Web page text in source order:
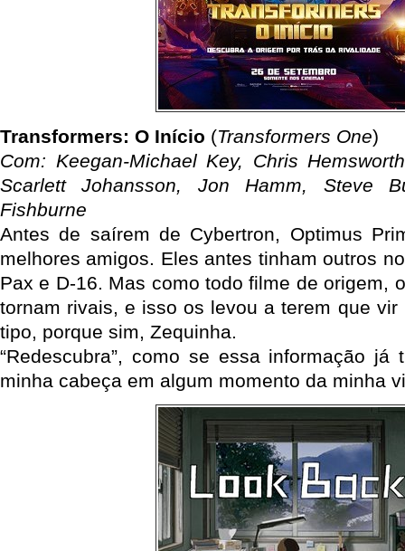
Transformers: O Início (Transformers One)
Com: Keegan-Michael Key, Chris
Scarlett Johansson, Jon Hamm, Steve
Fishburne
Antes de saírem de Cybertron, Optimus
melhores amigos. Eles antes tinham outros
Pax e D-16. Mas como todo filme de origem,
tornam rivais, e isso os levou a terem que vir
tipo, porque sim, Zequinha.
“Redescubra”, como se essa informação já
minha cabeça em algum momento da minha